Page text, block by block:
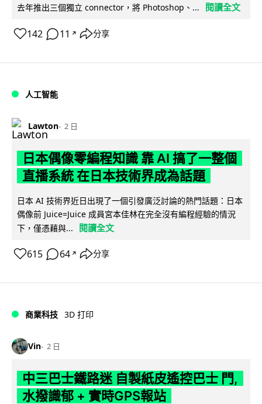
去年推出三個獨立 connector，將 Photoshop、...
閱讀全文
142 11 ↗ 分享
人工智能
Lawton 2 日
日本偶像零編程知識 靠 AI 搞了一整個
直播系統 在日本技術界成為話題
日本 AI 技術界近日出現了一個引發廣泛討論的熱門話題：日本
偶像前 Juice=Juice 成員宮本佳林在完全沒有編程經驗的情況
下，僅憑藉與...
閱讀全文
615 64 ↗ 分享
商業科技 3D 打印
Vin 2 日
中三巴士鐵路迷 自製紙皮遙控巴士 門,
水撥識郁 + 實時GPS報站